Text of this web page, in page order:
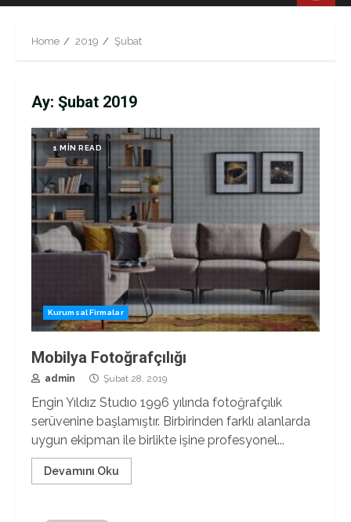
Home 2019 Şubat
Ay: Şubat 2019
1 MIN READ
Kurumsal Firmalar
Mobilya Fotoğrafçılığı
admin Şubat 28, 2019
Engin Yıldız Studıo 1996 yılında fotoğrafçılık
serüvenine başlamıştır. Birbirinden farklı alanlarda
uygun ekipman ile birlikte işine profesyonel...
Devamını Oku